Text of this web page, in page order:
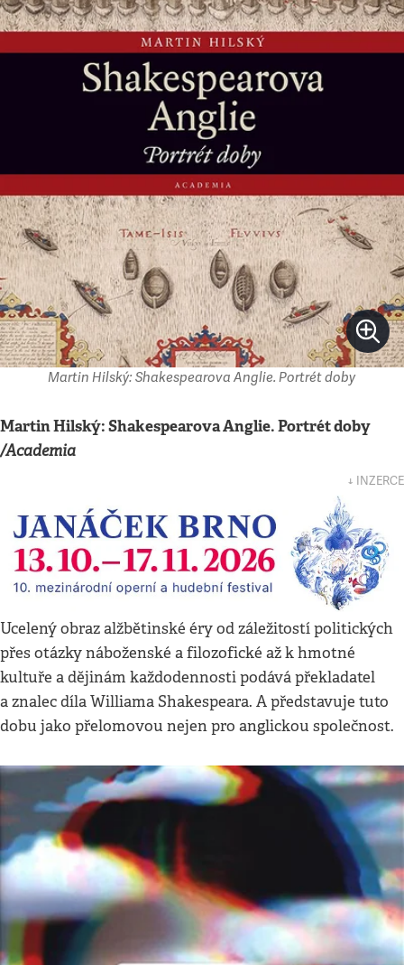
Martin Hilský: Shakespearova Anglie. Portrét doby
Martin Hilský: Shakespearova Anglie. Portrét doby
/Academia
↓ INZERCE
Ucelený obraz alžbětinské éry od záležitostí politických
přes otázky náboženské a filozofické až k hmotné
kultuře a dějinám každodennosti podává překladatel
a znalec díla Williama Shakespeara. A představuje tuto
dobu jako přelomovou nejen pro anglickou společnost.